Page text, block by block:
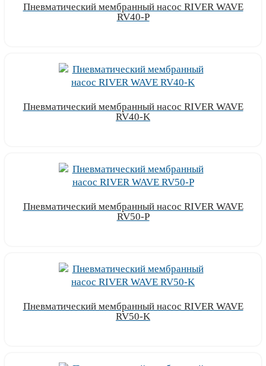
Пневматический мембранный насос RIVER WAVE
RV40-P
Пневматический мембранный насос RIVER WAVE
RV40-K
Пневматический мембранный насос RIVER WAVE
RV50-P
Пневматический мембранный насос RIVER WAVE
RV50-K